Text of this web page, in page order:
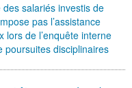
salariés investis de
pas l’assistance
lors de l’enquête interne
poursuites disciplinaires